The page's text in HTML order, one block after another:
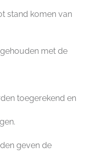
stand komen van
met de
toegerekend en
geven de